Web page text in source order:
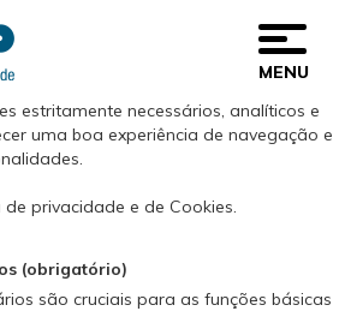
preferências de cookies
estritamente necessários, analíticos e
uma boa experiência de navegação e
privacidade e de Cookies.
(obrigatório)
são cruciais para as funções básicas
MENU